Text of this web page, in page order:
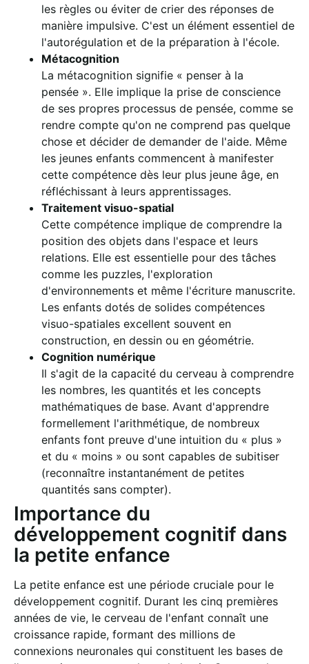
les règles ou éviter de crier des réponses de
manière impulsive. C'est un élément essentiel de
l'autorégulation et de la préparation à l'école.
Métacognition
La métacognition signifie « penser à la
pensée ». Elle implique la prise de conscience
de ses propres processus de pensée, comme se
rendre compte qu'on ne comprend pas quelque
chose et décider de demander de l'aide. Même
les jeunes enfants commencent à manifester
cette compétence dès leur plus jeune âge, en
réfléchissant à leurs apprentissages.
Traitement visuo-spatial
Cette compétence implique de comprendre la
position des objets dans l'espace et leurs
relations. Elle est essentielle pour des tâches
comme les puzzles, l'exploration
d'environnements et même l'écriture manuscrite.
Les enfants dotés de solides compétences
visuo-spatiales excellent souvent en
construction, en dessin ou en géométrie.
Cognition numérique
Il s'agit de la capacité du cerveau à comprendre
les nombres, les quantités et les concepts
mathématiques de base. Avant d'apprendre
formellement l'arithmétique, de nombreux
enfants font preuve d'une intuition du « plus »
et du « moins » ou sont capables de subitiser
(reconnaître instantanément de petites
quantités sans compter).
Importance du
développement cognitif dans
la petite enfance
La petite enfance est une période cruciale pour le
développement cognitif. Durant les cinq premières
années de vie, le cerveau de l'enfant connaît une
croissance rapide, formant des millions de
connexions neuronales qui constituent les bases de